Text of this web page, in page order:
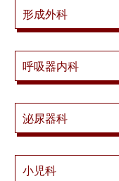
形成外科
呼吸器内科
泌尿器科
小児科